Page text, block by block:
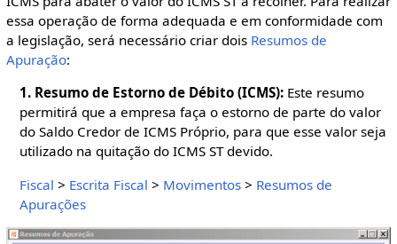
essa operação de forma adequada e em conformidade com
a legislação, será necessário criar dois Resumos de
Apuração:
1. Resumo de Estorno de Débito (ICMS): Este resumo
permitirá que a empresa faça o estorno de parte do valor
do Saldo Credor de ICMS Próprio, para que esse valor seja
utilizado na quitação do ICMS ST devido.
Fiscal > Escrita Fiscal > Movimentos > Resumos de
Apurações